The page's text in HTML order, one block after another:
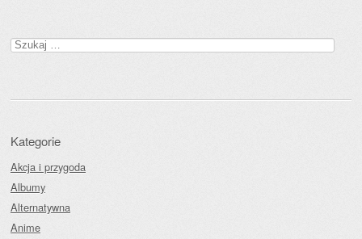
Szukaj:
Kategorie
Akcja i przygoda
Albumy
Alternatywna
Anime